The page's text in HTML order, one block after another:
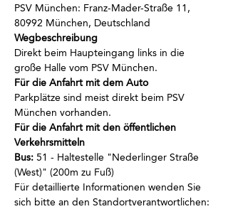
PSV München: Franz-Mader-Straße 11,
80992 München, Deutschland
Wegbeschreibung
Direkt beim Haupteingang links in die
große Halle vom PSV München.
Für die Anfahrt mit dem Auto
Parkplätze sind meist direkt beim PSV
München vorhanden.
Für die Anfahrt mit den öffentlichen
Verkehrsmitteln
Bus: 51 - Haltestelle "Nederlinger Straße
(West)" (200m zu Fuß)
Für detaillierte Informationen wenden Sie
sich bitte an den Standortverantwortlichen: